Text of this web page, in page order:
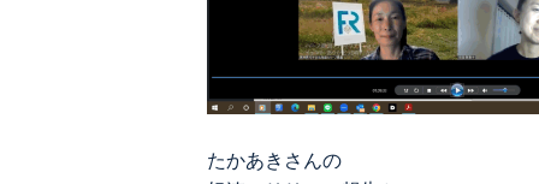
たかあきさんの